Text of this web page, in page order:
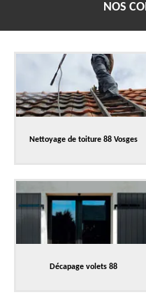
NOS
Nettoyage de toiture 88 Vosges
Décapage volets 88